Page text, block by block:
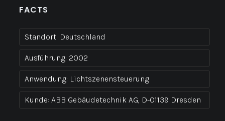
FACTS
Standort: Deutschland
Ausführung: 2002
Anwendung: Lichtszenensteuerung
Kunde: ABB Gebäudetechnik AG, D-01139 Dresden